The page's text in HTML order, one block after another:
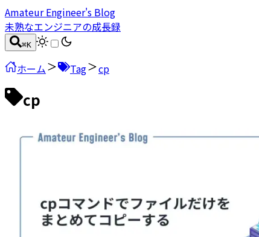
Amateur Engineer's Blog
未熟なエンジニアの成長録
⌘K
ホーム Tag cp
cp